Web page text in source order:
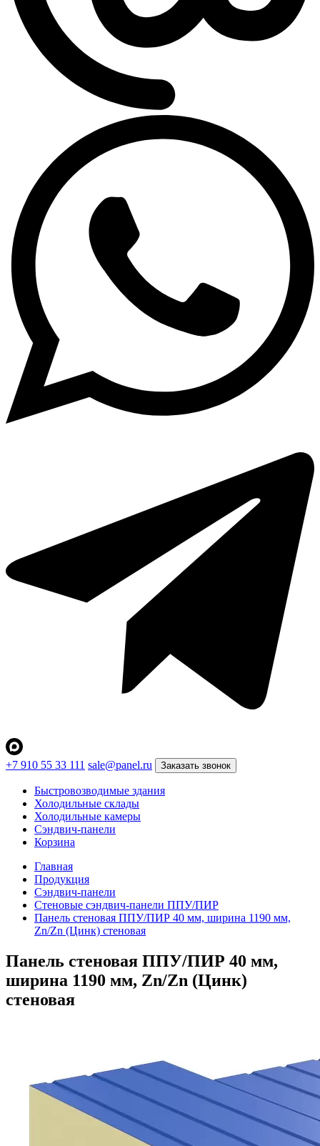
+7 910 55 33 111 sale@panel.ru Заказать звонок
Быстровозводимые здания
Холодильные склады
Холодильные камеры
Сэндвич-панели
Корзина
Главная
Продукция
Сэндвич-панели
Стеновые сэндвич-панели ППУ/ПИР
Панель стеновая ППУ/ПИР 40 мм, ширина 1190 мм,
Zn/Zn (Цинк) стеновая
Панель стеновая ППУ/ПИР 40 мм,
ширина 1190 мм, Zn/Zn (Цинк)
стеновая